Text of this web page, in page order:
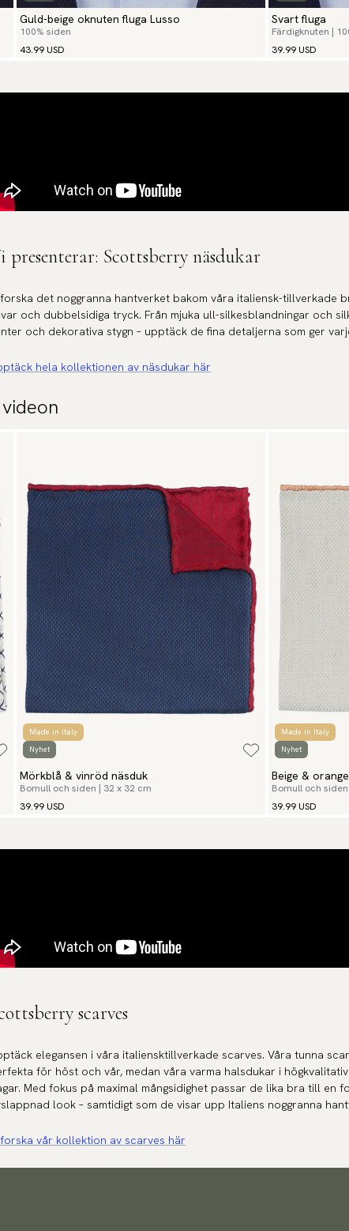
Guld-beige oknuten fluga Lusso
100% siden
43.99 USD
Svart fluga
Färdigknuten |
39.99 USD
presenterar: Scottsberry näsdukar
det noggranna hantverket bakom våra italiensk-tillverkade
och dubbelsidiga tryck. Från mjuka ull-silkesblandningar och
och dekorativa stygn – upptäck de fina detaljerna som ger
hela kollektionen av näsdukar här
Made in Italy
Nyhet
Mörkblå & vinröd näsduk
Bomull och siden | 32 x 32 cm
39.99 USD
Made in Italy
Nyhet
Beige &
Bomull och
39.99 USD
scarves
elegansen i våra italiensktillverkade scarves. Våra tunna
för höst och vår, medan våra varma halsdukar i
Med fokus på maximal mångsidighet passar de lika bra till en
look – samtidigt som de visar upp Italiens noggranna
vår kollektion av scarves här